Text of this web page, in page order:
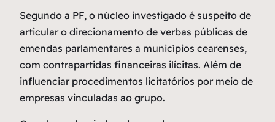
Segundo a PF, o núcleo investigado é suspeito de
articular o direcionamento de verbas públicas de
emendas parlamentares a municípios cearenses,
com contrapartidas financeiras ilícitas. Além de
influenciar procedimentos licitatórios por meio de
empresas vinculadas ao grupo.